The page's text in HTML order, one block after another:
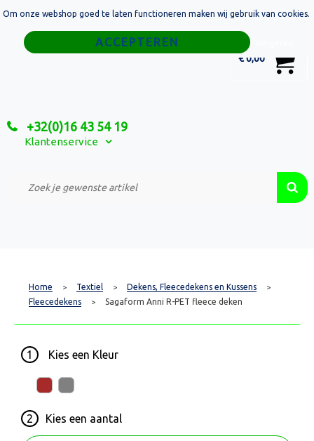
€ 0,00
+32(0)16 43 54 19
Klantenservice
Home
Relatiegeschenken
Custom Made Projecten
Home > Textiel > Dekens, Fleecedekens en Kussens >
Fleecedekens > Sagaform Anni R-PET fleece deken
1 Kies een Kleur
2 Kies een aantal
Om onze webshop goed te laten functioneren maken wij gebruik van cookies.